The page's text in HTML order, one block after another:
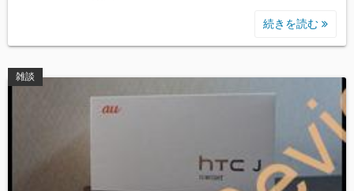
続きを読む
雑談